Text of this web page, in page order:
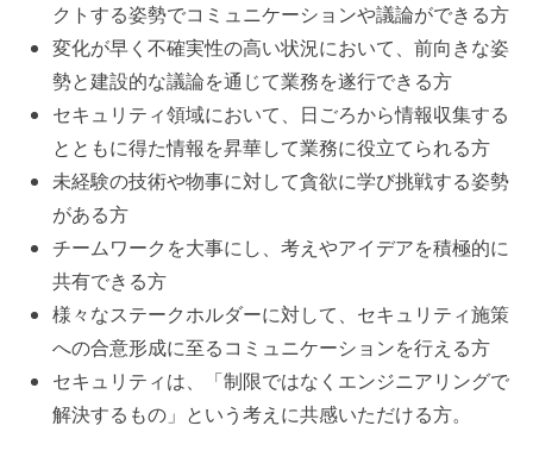
クトする姿勢でコミュニケーションや議論ができる方
変化が早く不確実性の高い状況において、前向きな姿
勢と建設的な議論を通じて業務を遂行できる方
セキュリティ領域において、日ごろから情報収集する
とともに得た情報を昇華して業務に役立てられる方
未経験の技術や物事に対して貪欲に学び挑戦する姿勢
がある方
チームワークを大事にし、考えやアイデアを積極的に
共有できる方
様々なステークホルダーに対して、セキュリティ施策
への合意形成に至るコミュニケーションを行える方
セキュリティは、「制限ではなくエンジニアリングで
解決するもの」という考えに共感いただける方。